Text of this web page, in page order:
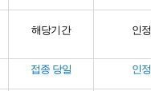
해당기간 인정
접종 당일 인정